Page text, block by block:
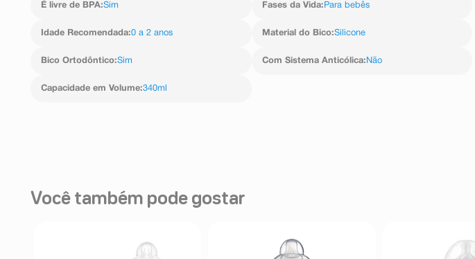
É livre de BPA:Sim Fases da Vida: Para bebês
Idade Recomendada:0 a 2 anos Material do Bico:Silicone
Bico Ortodôntico:Sim Com Sistema Anticólica: Não
Capacidade em Volume:340ml
Você também pode gostar